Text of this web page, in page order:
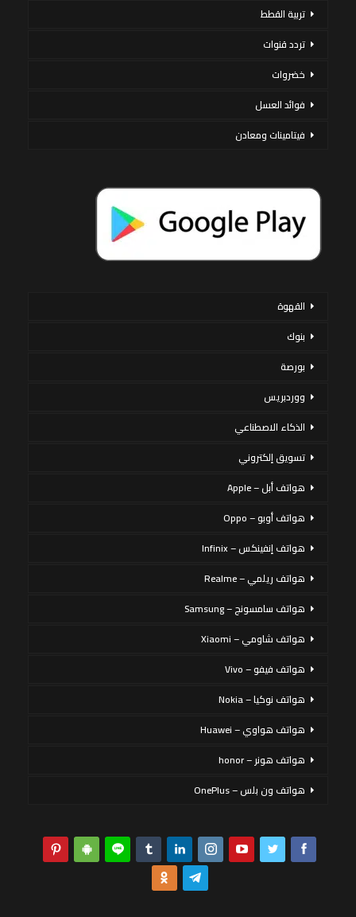
تربية القطط
تردد قنوات
خضروات
فوائد العسل
فيتامينات ومعادن
القهوة
بنوك
بورصة
ووردبريس
الذكاء الاصطناعي
تسويق إلكتروني
هواتف أبل – Apple
هواتف أوبو – Oppo
هواتف إنفينكس – Infinix
هواتف ريلمي – Realme
هواتف سامسونج – Samsung
هواتف شاومي – Xiaomi
هواتف فيفو – Vivo
هواتف نوكيا – Nokia
هواتف هواوي – Huawei
هواتف هونر – honor
هواتف ون بلس – OnePlus